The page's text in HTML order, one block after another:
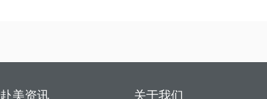
赴美资讯 关于我们